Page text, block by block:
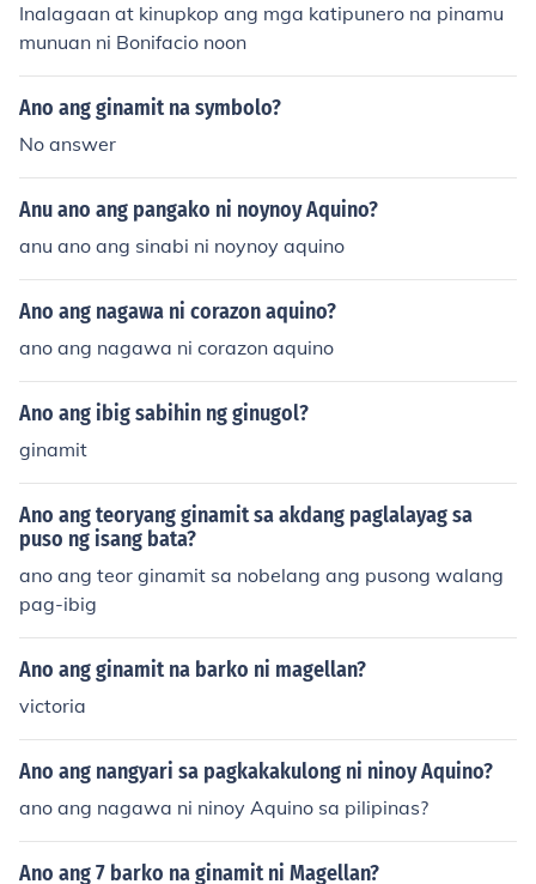
Inalagaan at kinupkop ang mga katipunero na pinamu
munuan ni Bonifacio noon
Ano ang ginamit na symbolo?
No answer
Anu ano ang pangako ni noynoy Aquino?
anu ano ang sinabi ni noynoy aquino
Ano ang nagawa ni corazon aquino?
ano ang nagawa ni corazon aquino
Ano ang ibig sabihin ng ginugol?
ginamit
Ano ang teoryang ginamit sa akdang paglalayag sa
puso ng isang bata?
ano ang teor ginamit sa nobelang ang pusong walang
pag-ibig
Ano ang ginamit na barko ni magellan?
victoria
Ano ang nangyari sa pagkakakulong ni ninoy Aquino?
ano ang nagawa ni ninoy Aquino sa pilipinas?
Ano ang 7 barko na ginamit ni Magellan?